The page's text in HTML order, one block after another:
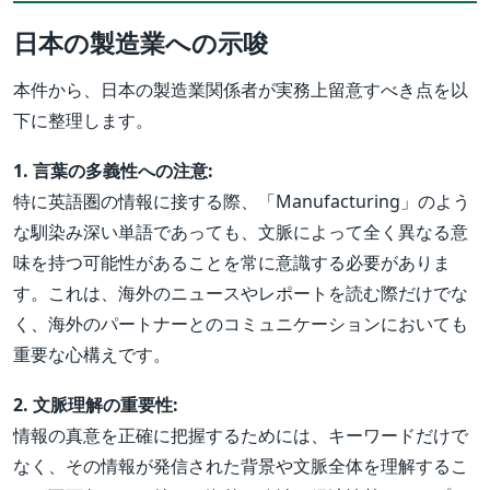
日本の製造業への示唆
本件から、日本の製造業関係者が実務上留意すべき点を以
下に整理します。
1. 言葉の多義性への注意:
特に英語圏の情報に接する際、「Manufacturing」のよう
な馴染み深い単語であっても、文脈によって全く異なる意
味を持つ可能性があることを常に意識する必要がありま
す。これは、海外のニュースやレポートを読む際だけでな
く、海外のパートナーとのコミュニケーションにおいても
重要な心構えです。
2. 文脈理解の重要性:
情報の真意を正確に把握するためには、キーワードだけで
なく、その情報が発信された背景や文脈全体を理解するこ